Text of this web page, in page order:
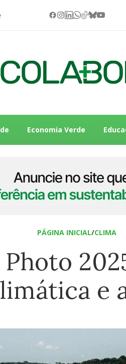
Economia Verde
PÁGINA INICIAL/CLIMA
e